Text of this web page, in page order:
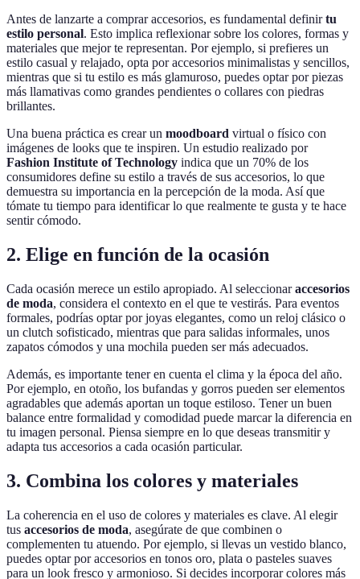
Antes de lanzarte a comprar accesorios, es fundamental definirtu
estilo personal. Esto implica reflexionar sobre los colores, formas y
materiales que mejor te representan. Por ejemplo, si prefieres un
estilo casual y relajado, opta por accesorios minimalistas y sencillos,
mientras que si tu estilo es más glamuroso, puedes optar por piezas
más llamativas como grandes pendientes o collares con piedras
brillantes.
Una buena práctica es crear un moodboard virtual o físico con
imágenes de looks que te inspiren. Un estudio realizado por
Fashion Institute of Technology indica que un 70% de los
consumidores define su estilo a través de sus accesorios, lo que
demuestra su importancia en la percepción de la moda. Así que
tómate tu tiempo para identificar lo que realmente te gusta y te hace
sentir cómodo.
2. Elige en función de la ocasión
Cada ocasión merece un estilo apropiado. Al seleccionaraccesorios
de moda, considera el contexto en el que te vestirás. Para eventos
formales, podrías optar por joyas elegantes, como un reloj clásico o
un clutch sofisticado, mientras que para salidas informales, unos
zapatos cómodos y una mochila pueden ser más adecuados.
Además, es importante tener en cuenta el clima y la época del año.
Por ejemplo, en otoño, los bufandas y gorros pueden ser elementos
agradables que además aportan un toque estiloso. Tener un buen
balance entre formalidad y comodidad puede marcar la diferencia en
tu imagen personal. Piensa siempre en lo que deseas transmitir y
adapta tus accesorios a cada ocasión particular.
3. Combina los colores y materiales
La coherencia en el uso de colores y materiales es clave. Al elegir
tus accesorios de moda, asegúrate de que combinen o
complementen tu atuendo. Por ejemplo, si llevas un vestido blanco,
puedes optar por accesorios en tonos oro, plata o pasteles suaves
para un look fresco y armonioso. Si decides incorporar colores más